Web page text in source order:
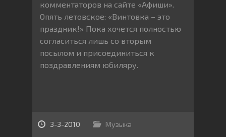
комментаторов на сайте «Афиши».
Опять летовское: «Винтовка – это
праздник!» Пока хочется полностью
согласиться лишь со вторым
посылом и присоединиться к
поздравлениям юбиляру.
3-3-2010 Музыка